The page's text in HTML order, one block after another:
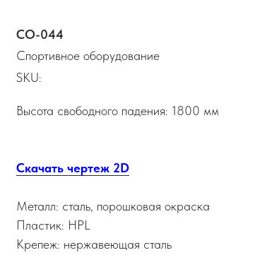
СО-044
Спортивное оборудование
SKU:
Высота свободного падения: 1800 мм
Скачать чертеж 2D
Металл: сталь, порошковая окраска
Пластик: HPL
Крепеж: нержавеющая сталь